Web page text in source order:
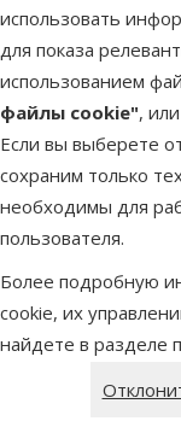
использовать
для показа
использованием
файлы cookie",
Если вы выберете
сохраним только
необходимы для
пользователя.
Более подробную
cookie, их
найдете в разделе